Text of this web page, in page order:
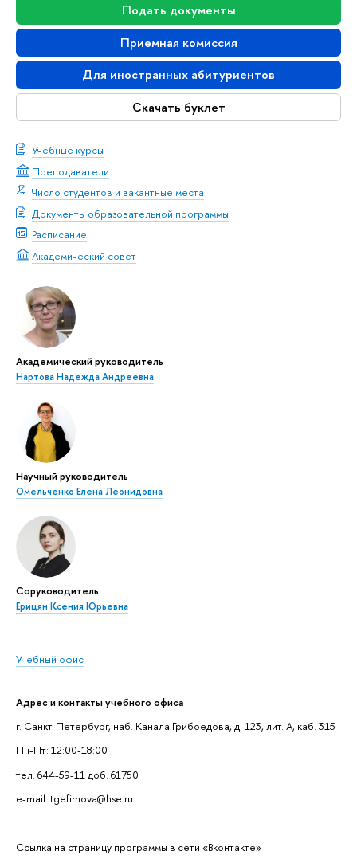
Подать документы
Приемная комиссия
Для иностранных абитуриентов
Скачать буклет
Учебные курсы
Преподаватели
Число студентов и вакантные места
Документы образовательной программы
Расписание
Академический совет
Академический руководитель
Нартова Надежда Андреевна
Научный руководитель
Омельченко Елена Леонидовна
Соруководитель
Ерицян Ксения Юрьевна
Учебный офис
Адрес и контакты учебного офиса
г. Санкт-Петербург, наб. Канала Грибоедова, д. 123, лит. А, каб. 315
Пн-Пт: 12:00-18:00
тел. 644-59-11 доб. 61750
e-mail: tgefimova@hse.ru
Cсылка на страницу программы в сети «Вконтакте»